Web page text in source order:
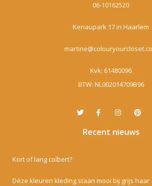
06-10162520
Kenaupark 17 in Haarlem
Kvk: 61480096
BTW: NL002014709B96
Recent nieuws
Kort of lang colbert?
Déze kleuren kleding staan mooi bij grijs haar